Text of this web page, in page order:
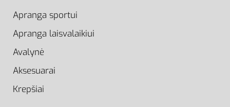
Apranga sportui
Apranga laisvalaikiui
Avalynė
Aksesuarai
Krepšiai